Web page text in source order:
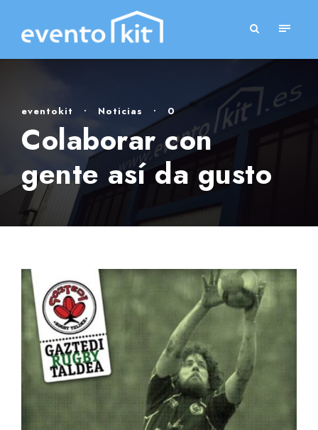
eventokit • Noticias • 0
Colaborar con
gente así da gusto